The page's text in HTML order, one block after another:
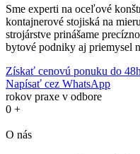
Sme experti na oceľové
kontajnerové stojiská na
strojárstve prinášame
bytové podniky aj priemysel
Získať cenovú ponuku do 48h
Napísať cez WhatsApp
rokov praxe v odbore
0 +
O nás